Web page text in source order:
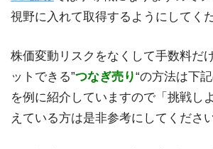
視野に入れて取得するようにしてくだ
株価変動リスクをなくして手数料だ
ットできる”つなぎ売り“の方法は下
を例に紹介していますので「挑戦し
えている方は是非参考にしてくださ